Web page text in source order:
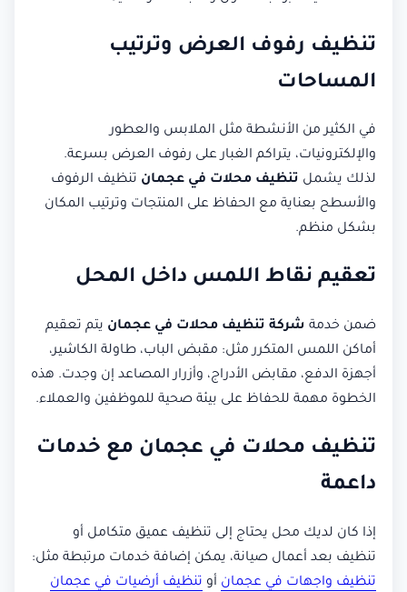
تنظيف رفوف العرض وترتيب
المساحات
في الكثير من الأنشطة مثل الملابس والعطور
والإلكترونيات، يتراكم الغبار على رفوف العرض بسرعة.
لذلك يشمل تنظيف محلات في عجمان تنظيف الرفوف
والأسطح بعناية مع الحفاظ على المنتجات وترتيب المكان
بشكل منظم.
تعقيم نقاط اللمس داخل المحل
ضمن خدمة شركة تنظيف محلات في عجمان يتم تعقيم
أماكن اللمس المتكرر مثل: مقبض الباب، طاولة الكاشير،
أجهزة الدفع، مقابض الأدراج، وأزرار المصاعد إن وجدت. هذه
الخطوة مهمة للحفاظ على بيئة صحية للموظفين والعملاء.
تنظيف محلات في عجمان مع خدمات
داعمة
إذا كان لديك محل يحتاج إلى تنظيف عميق متكامل أو
تنظيف بعد أعمال صيانة، يمكن إضافة خدمات مرتبطة مثل:
تنظيف واجهات في عجمان أو تنظيف أرضيات في عجمان